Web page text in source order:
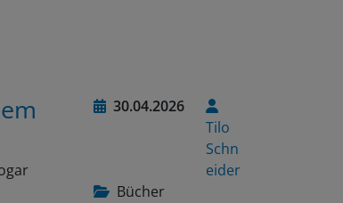
30.04.2026
Tilo
Schn
eider
Bücher